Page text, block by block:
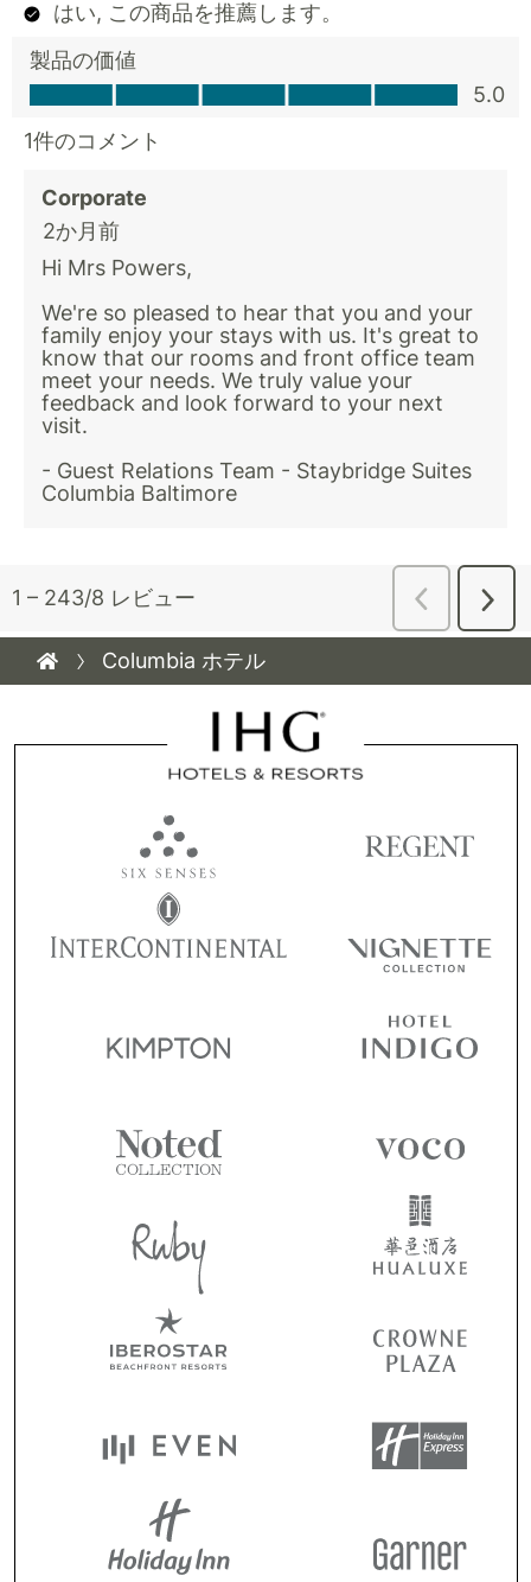
Columbia ホテル